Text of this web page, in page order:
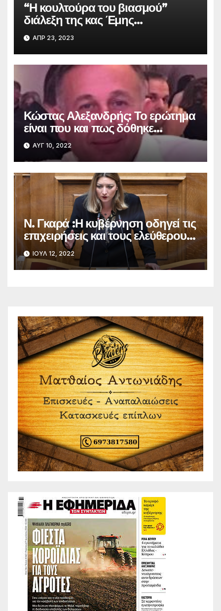
“Η κουλτούρα του βιασμού”
διάλεξη της κας Έμης
Παπαναστασίου την Τετάρτη 26
Απριλίου 2023, 7-9 το βράδυ,
στη Δημοτική Βιβλιοθήκη
Αλεξανδρούπολης
ΑΠΡ 23, 2023
Κώστας Αλεξανδρής: Το ερώτημα
είναι που και πως δόθηκε
δημόσια γη. Απαιτούμε
διαφάνεια.
ΑΥΓ 10, 2022
Ν. Γκαρά :Η κυβέρνηση οδηγεί τις
επιχειρήσεις και τους ελεύθερους
επαγγελματίες στον Έβρο σε
οικονομική ασφυξία
ΙΟΎΛ 12, 2022